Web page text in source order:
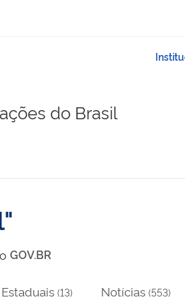
do Brasil
GOV.BR
(13) Notícias (553)